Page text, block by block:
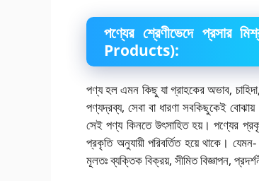
পণ্যের শ্রেণীভেদে প্রসার
Products):
পণ্য হল এমন কিছু যা গ্রাহকের অভাব,
পণ্যদ্রব্য, সেবা বা ধারণা সবকিছুকেই
সেই পণ্য কিনতে উৎসাহিত হয়। পণ্যের
প্রকৃতি অনুযায়ী পরিবর্তিত হয়ে থাকে।
মূলতঃ ব্যক্তিক বিক্রয়, সীমিত বিজ্ঞাপন,